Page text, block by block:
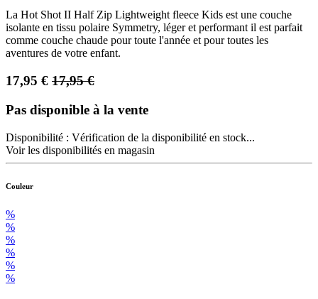
La Hot Shot II Half Zip Lightweight fleece Kids est une couche
isolante en tissu polaire Symmetry, léger et performant il est parfait
comme couche chaude pour toute l'année et pour toutes les
aventures de votre enfant.
17,95 € 17,95€
Pas disponible à la vente
Disponibilité : Vérification de la disponibilité en stock...
Voir les disponibilités en magasin
Couleur
%
%
%
%
%
%